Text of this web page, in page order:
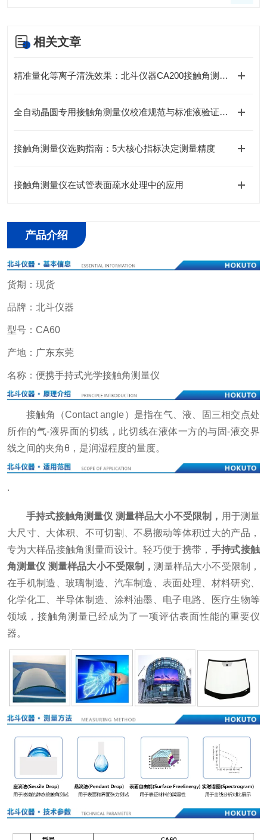
相关文章
精准量化等离子清洗效果：北斗仪器CA200接触角测量仪深度解析
全自动晶圆专用接触角测量仪校准规范与标准液验证方法
接触角测量仪选购指南：5大核心指标决定测量精度
接触角测量仪在试管表面疏水处理中的应用
产品介绍
货期：现货
品牌：北斗仪器
型号：CA60
产地：广东东莞
名称：便携手持式光学接触角测量仪
接触角（Contact angle）是指在气、液、固三相交点处
所作的气-液界面的切线，此切线在液体一方的与固-液交界
线之间的夹角θ，是润湿程度的量度。
.
手持式接触角测量仪 测量样品大小不受限制 ， 用于测量
大尺寸、大体积、不可切割、不易搬动等体积过大的产品，
专为大样品接触角测量而设计。轻巧便于携带， 手持式接触
角测量仪 测量样品大小不受限制 ，测量样品大小不受限制，
在手机制造、玻璃制造、汽车制造、表面处理、材料研究、
化学化工、半导体制造、涂料油墨、电子电路、医疗生物等
领域，接触角测量已经成为了一项评估表面性能的重要仪
器。